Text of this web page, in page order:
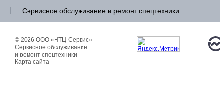
Сервисное обслуживание и ремонтспецтехники
© 2026 ООО «НТЦ-Сервис»
Сервисное обслуживание
и ремонт спецтехники
Карта сайта